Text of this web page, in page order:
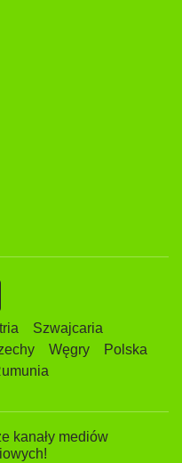
Szwajcaria
Węgry
Polska
kanały mediów